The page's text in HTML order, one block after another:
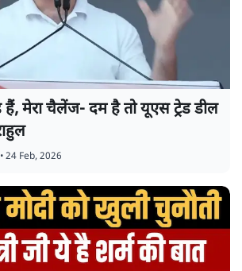
हैं, मेरा चैलेंज- दम है तो यूएस ट्रेड डील
•24 Feb, 2026